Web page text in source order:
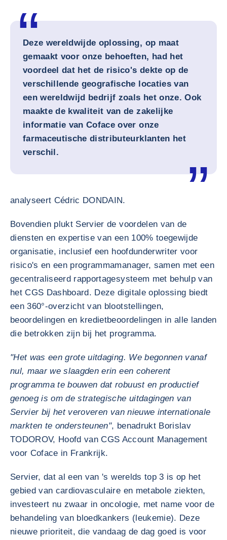
Deze wereldwijde oplossing, op maat
gemaakt voor onze behoeften, had het
voordeel dat het de risico's dekte op de
verschillende geografische locaties van
een wereldwijd bedrijf zoals het onze. Ook
maakte de kwaliteit van de zakelijke
informatie van Coface over onze
farmaceutische distributeurklanten het
verschil.
analyseert Cédric DONDAIN.
Bovendien plukt Servier de voordelen van de
diensten en expertise van een 100% toegewijde
organisatie, inclusief een hoofdunderwriter voor
risico's en een programmamanager, samen met een
gecentraliseerd rapportagesysteem met behulp van
het CGS Dashboard. Deze digitale oplossing biedt
een 360°-overzicht van blootstellingen,
beoordelingen en kredietbeoordelingen in alle landen
die betrokken zijn bij het programma.
"Het was een grote uitdaging. We begonnen vanaf
nul, maar we slaagden erin een coherent
programma te bouwen dat robuust en productief
genoeg is om de strategische uitdagingen van
Servier bij het veroveren van nieuwe internationale
markten te ondersteunen", benadrukt Borislav
TODOROV, Hoofd van CGS Account Management
voor Coface in Frankrijk.
Servier, dat al een van 's werelds top 3 is op het
gebied van cardiovasculaire en metabole ziekten,
investeert nu zwaar in oncologie, met name voor de
behandeling van bloedkankers (leukemie). Deze
nieuwe prioriteit, die vandaag de dag goed is voor